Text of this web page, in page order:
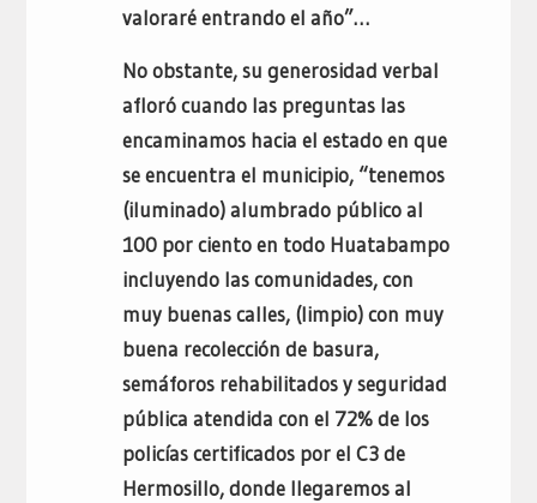
valoraré entrando el año”…
No obstante, su generosidad verbal
afloró cuando las preguntas las
encaminamos hacia el estado en que
se encuentra el municipio, “tenemos
(iluminado) alumbrado público al
100 por ciento en todo Huatabampo
incluyendo las comunidades, con
muy buenas calles, (limpio) con muy
buena recolección de basura,
semáforos rehabilitados y seguridad
pública atendida con el 72% de los
policías certificados por el C3 de
Hermosillo, donde llegaremos al